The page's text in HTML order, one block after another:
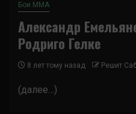
Бои ММА
Александр
Родриго Гелке
8 лет тому назад Решит
(далее…)